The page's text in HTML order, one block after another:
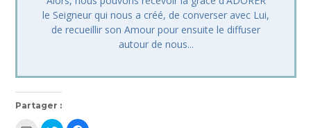
le Seigneur qui nous a créé, de converser avec Lui,
de recueillir son Amour pour ensuite le diffuser
autour de nous...
Partager :